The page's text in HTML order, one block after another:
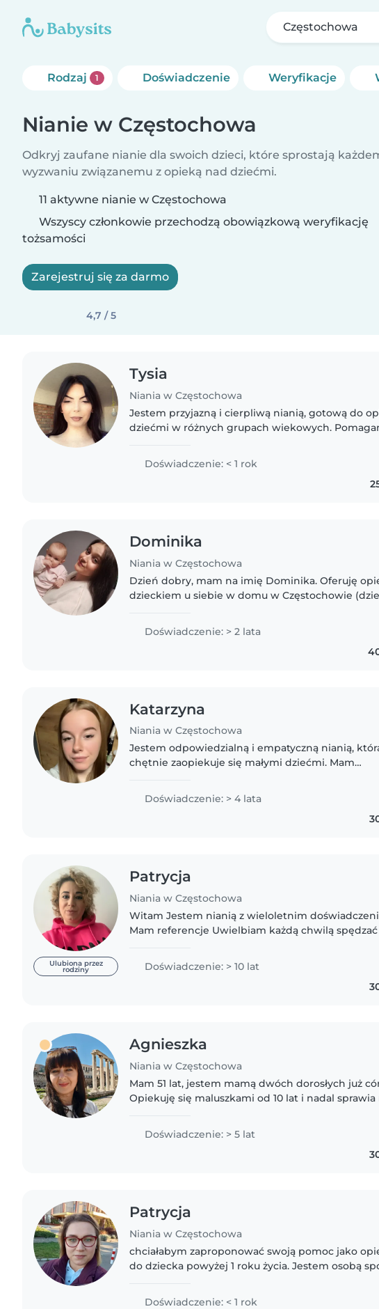
Częstochowa
Rodzaj 1 Doświadczenie Weryfikacje
Nianie w Częstochowa
Odkryj zaufane nianie dla swoich dzieci, które sprostają
wyzwaniu związanemu z opieką nad dziećmi.
11 aktywne nianie w Częstochowa
Wszyscy członkowie przechodzą obowiązkową weryfikację
tożsamości
Zarejestruj się za darmo
4,7 / 5
Tysia
Niania w Częstochowa
Jestem przyjazną i cierpliwą nianią, gotową do
dziećmi w różnych grupach wiekowych.
obowiązkach. Moje hobby to..
Doświadczenie: < 1 rok
Dominika
Niania w Częstochowa
Dzień dobry, mam na imię Dominika. Oferuję
dzieckiem u siebie w domu w Częstochowie
Doświadczenie: > 2 lata
Katarzyna
Niania w Częstochowa
Jestem odpowiedzialną i empatyczną nianią,
chętnie zaopiekuje się małymi dziećmi. Mam
przedszkolakami ze względu na opiekę nad
Doświadczenie: > 4 lata
Ulubiona przez
rodziny
Patrycja
Niania w Częstochowa
Witam Jestem nianią z wieloletnim
Mam referencje Uwielbiam każdą chwilą spędzać z
odpowiedzialnej niani zapraszam..
Doświadczenie: > 10 lat
Agnieszka
Niania w Częstochowa
Mam 51 lat, jestem mamą dwóch dorosłych już
Opiekuję się maluszkami od 10 lat i nadal sprawia
umiejętności i są ciekawe..
Doświadczenie: > 5 lat
Patrycja
Niania w Częstochowa
chciałabym zaproponować swoją pomoc jako
do dziecka powyżej 1 roku życia. Jestem osobą
lubię się z nimi bawić,..
Doświadczenie: < 1 rok